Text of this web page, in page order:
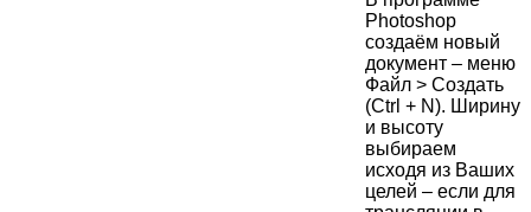
Photoshop
создаём новый
документ – меню
Файл > Создать
(Ctrl + N). Ширину
и высоту
выбираем
исходя из Ваших
целей – если для